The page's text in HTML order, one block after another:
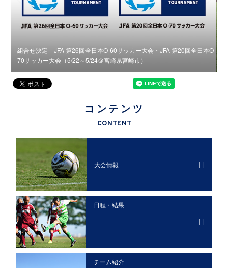
組合せ決定 JFA 第26回全日本O-60サッカー大会・JFA 第20回全日本O-
70サッカー大会（5/22～5/24＠宮崎県宮崎市）
コンテンツ
CONTENT
大会情報
日程・結果
チーム紹介